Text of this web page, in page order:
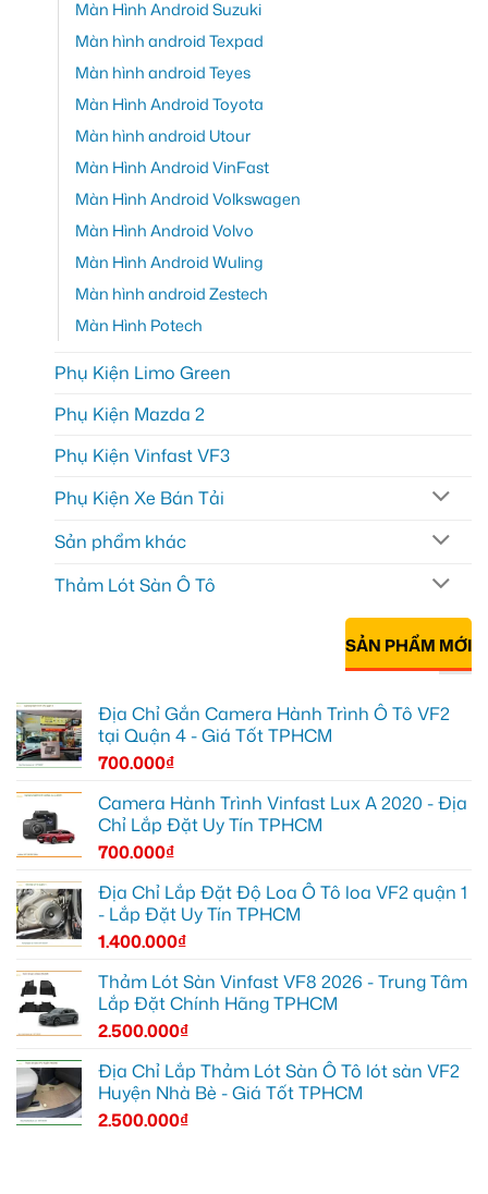
Màn Hình Android Suzuki
Màn hình android Texpad
Màn hình android Teyes
Màn Hình Android Toyota
Màn hình android Utour
Màn Hình Android VinFast
Màn Hình Android Volkswagen
Màn Hình Android Volvo
Màn Hình Android Wuling
Màn hình android Zestech
Màn Hình Potech
Phụ Kiện Limo Green
Phụ Kiện Mazda 2
Phụ Kiện Vinfast VF3
Phụ Kiện Xe Bán Tải
Sản phẩm khác
Thảm Lót Sàn Ô Tô
SẢN PHẨM MỚI
Địa Chỉ Gắn Camera Hành Trình Ô Tô VF2
tại Quận 4 - Giá Tốt TPHCM
700.000₫
Camera Hành Trình Vinfast Lux A 2020 - Địa
Chỉ Lắp Đặt Uy Tín TPHCM
700.000₫
Địa Chỉ Lắp Đặt Độ Loa Ô Tô loa VF2 quận 1
- Lắp Đặt Uy Tín TPHCM
1.400.000₫
Thảm Lót Sàn Vinfast VF8 2026 - Trung Tâm
Lắp Đặt Chính Hãng TPHCM
2.500.000₫
Địa Chỉ Lắp Thảm Lót Sàn Ô Tô lót sàn VF2
Huyện Nhà Bè - Giá Tốt TPHCM
2.500.000₫